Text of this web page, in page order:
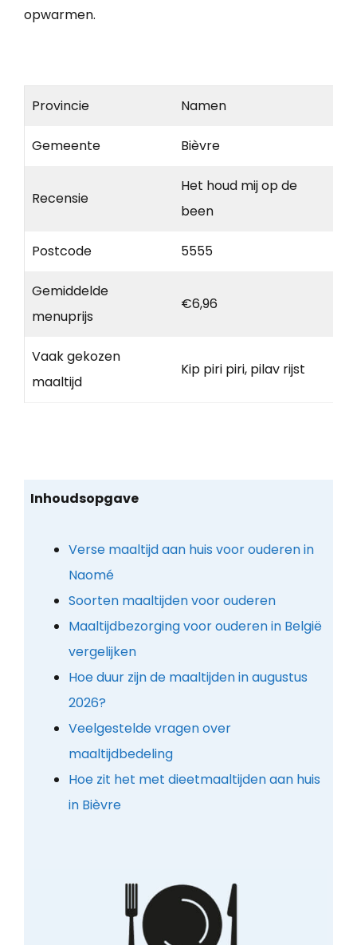
opwarmen.
Provincie Namen
Gemeente Bièvre
Recensie
Het houd mij op de
been
Postcode 5555
Gemiddelde
menuprijs
€6,96
Vaak gekozen
maaltijd
Kip piri piri, pilav rijst
Inhoudsopgave
Verse maaltijd aan huis voor ouderen in
Naomé
Soorten maaltijden voor ouderen
Maaltijdbezorging voor ouderen in België
vergelijken
Hoe duur zijn de maaltijden in augustus
2026?
Veelgestelde vragen over
maaltijdbedeling
Hoe zit het met dieetmaaltijden aan huis
in Bièvre